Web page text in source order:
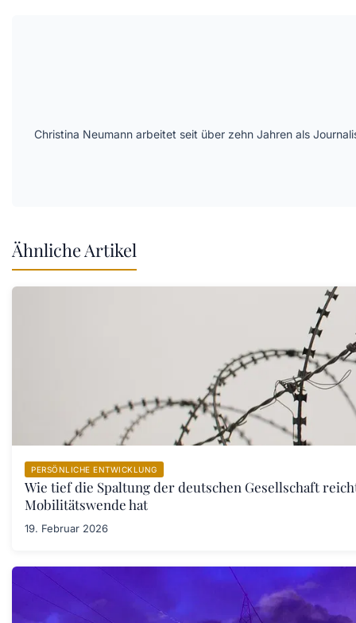
Christina Neumann arbeitet seit über zehn Jahren als
Ähnliche Artikel
PERSÖNLICHE ENTWICKLUNG
Wie tief die Spaltung der deutschen Gesellschaft
Mobilitätswende hat
19. Februar 2026